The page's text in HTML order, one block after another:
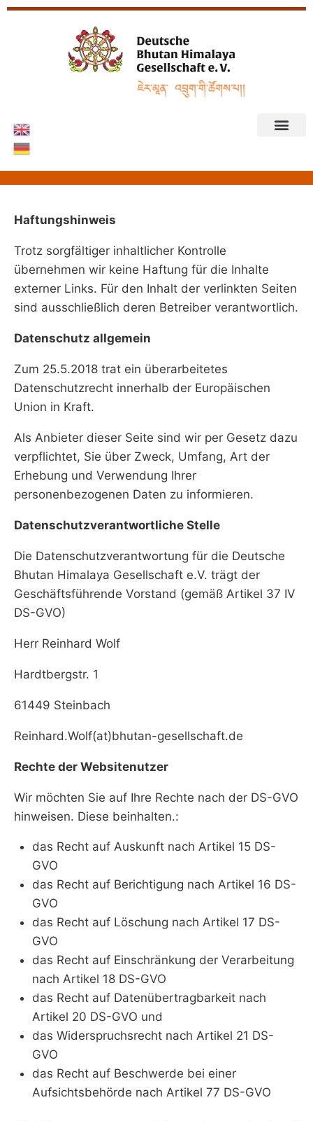
Haftungshinweis
Trotz sorgfältiger inhaltlicher Kontrolle
übernehmen wir keine Haftung für die Inhalte
externer Links. Für den Inhalt der verlinkten Seiten
sind ausschließlich deren Betreiber verantwortlich.
Datenschutz allgemein
Zum 25.5.2018 trat ein überarbeitetes
Datenschutzrecht innerhalb der Europäischen
Union in Kraft.
Als Anbieter dieser Seite sind wir per Gesetz dazu
verpflichtet, Sie über Zweck, Umfang, Art der
Erhebung und Verwendung Ihrer
personenbezogenen Daten zu informieren.
Datenschutzverantwortliche Stelle
Die Datenschutzverantwortung für die Deutsche
Bhutan Himalaya Gesellschaft e.V. trägt der
Geschäftsführende Vorstand (gemäß Artikel 37 IV
DS-GVO)
Herr Reinhard Wolf
Hardtbergstr. 1
61449 Steinbach
Reinhard.Wolf(at)bhutan-gesellschaft.de
Rechte der Websitenutzer
Wir möchten Sie auf Ihre Rechte nach der DS-GVO
hinweisen. Diese beinhalten.:
das Recht auf Auskunft nach Artikel 15 DS-
GVO
das Recht auf Berichtigung nach Artikel 16 DS-
GVO
das Recht auf Löschung nach Artikel 17 DS-
GVO
das Recht auf Einschränkung der Verarbeitung
nach Artikel 18 DS-GVO
das Recht auf Datenübertragbarkeit nach
Artikel 20 DS-GVO und
das Widerspruchsrecht nach Artikel 21 DS-
GVO
das Recht auf Beschwerde bei einer
Aufsichtsbehörde nach Artikel 77 DS-GVO